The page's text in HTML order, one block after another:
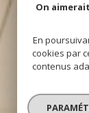
On
En
cookies par
contenus